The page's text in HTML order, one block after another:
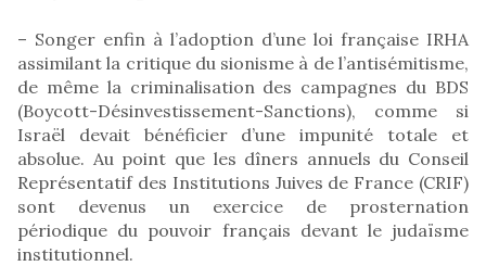
– Songer enfin à l’adoption d’une loi française IRHA
assimilant la critique du sionisme à de l’antisémitisme,
de même la criminalisation des campagnes du BDS
(Boycott-Désinvestissement-Sanctions), comme si
Israël devait bénéficier d’une impunité totale et
absolue. Au point que les dîners annuels du Conseil
Représentatif des Institutions Juives de France (CRIF)
sont devenus un exercice de prosternation
périodique du pouvoir français devant le judaïsme
institutionnel.